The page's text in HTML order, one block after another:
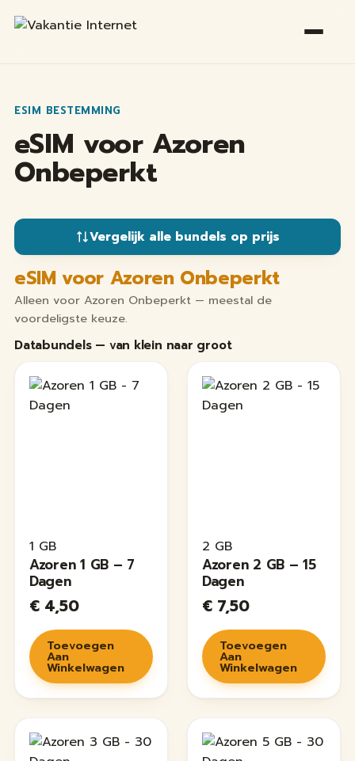
ESIM BESTEMMING
eSIM voor Azoren
Onbeperkt
Vergelijk alle bundels op prijs
eSIM voor Azoren Onbeperkt
Alleen voor Azoren Onbeperkt — meestal de
voordeligste keuze.
Databundels — van klein naar groot
1 GB
Azoren 1 GB – 7
Dagen
€ 4,50
Toevoegen
Aan
Winkelwagen
2 GB
Azoren 2 GB – 15
Dagen
€ 7,50
Toevoegen
Aan
Winkelwagen